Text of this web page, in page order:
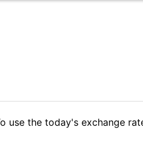
use the today's exchange